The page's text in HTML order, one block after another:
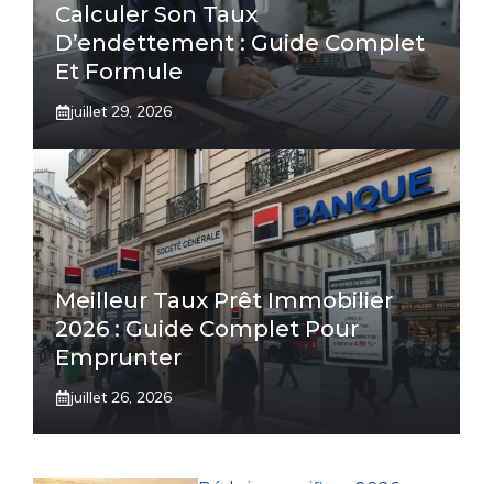
Calculer Son Taux
D’endettement : Guide Complet
Et Formule
juillet 29, 2026
Meilleur Taux Prêt Immobilier
2026 : Guide Complet Pour
Emprunter
juillet 26, 2026